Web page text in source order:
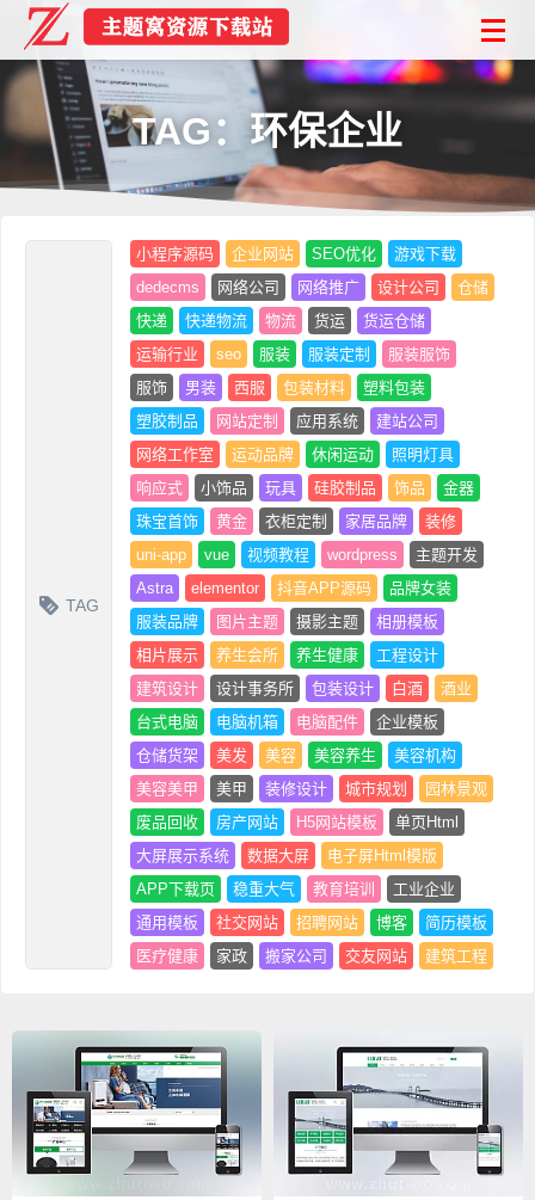
TAG：环保企业
TAG
小程序源码 企业网站 SEO优化
游戏下载
dedecms
网络公司 网络推广 设计公司
仓储
快递
快递物流 物流 货运
货运仓储
运输行业
seo 服装 服装定制
服装服饰
服饰
男装 西服 包装材料
塑料包装
塑胶制品
网站定制 应用系统
建站公司
网络工作室
运动品牌 休闲运动
照明灯具
响应式
小饰品 玩具 硅胶制品 饰品
金器
珠宝首饰
黄金 衣柜定制 家居品牌
装修
uni-app
vue 视频教程 wordpress
主题开发
Astra
elementor 抖音APP源码
品牌女装
服装品牌
图片主题 摄影主题
相册模板
相片展示
养生会所 养生健康
工程设计
建筑设计
设计事务所 包装设计 白酒
酒业
台式电脑
电脑机箱 电脑配件
企业模板
仓储货架
美发 美容 美容养生
美容机构
美容美甲
美甲 装修设计 城市规划
园林景观
废品回收
房产网站 H5网站模板
单页Html
大屏展示系统
数据大屏
电子屏Html模版
APP下载页
稳重大气 教育培训
工业企业
通用模板
社交网站 招聘网站 博客
简历模板
医疗健康
家政 搬家公司 交友网站 建筑工程